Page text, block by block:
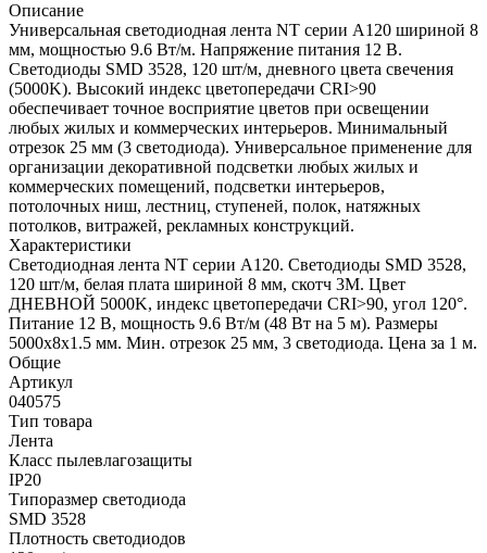
Описание
Универсальная светодиодная лента NT серии A120 шириной 8
мм, мощностью 9.6 Вт/м. Напряжение питания 12 В.
Светодиоды SMD 3528, 120 шт/м, дневного цвета свечения
(5000K). Высокий индекс цветопередачи CRI>90
обеспечивает точное восприятие цветов при освещении
любых жилых и коммерческих интерьеров. Минимальный
отрезок 25 мм (3 светодиода). Универсальное применение для
организации декоративной подсветки любых жилых и
коммерческих помещений, подсветки интерьеров,
потолочных ниш, лестниц, ступеней, полок, натяжных
потолков, витражей, рекламных конструкций.
Характеристики
Светодиодная лента NT серии A120. Светодиоды SMD 3528,
120 шт/м, белая плата шириной 8 мм, скотч 3M. Цвет
ДНЕВНОЙ 5000K, индекс цветопередачи CRI>90, угол 120°.
Питание 12 В, мощность 9.6 Вт/м (48 Вт на 5 м). Размеры
5000x8x1.5 мм. Мин. отрезок 25 мм, 3 светодиода. Цена за 1 м.
Общие
Артикул
040575
Тип товара
Лента
Класс пылевлагозащиты
IP20
Типоразмер светодиода
SMD 3528
Плотность светодиодов